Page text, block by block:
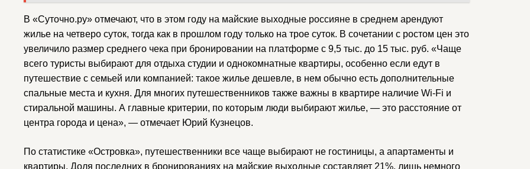
В «Суточно.ру» отмечают, что в этом году на майские выходные россияне в среднем арендуют
жилье на четверо суток, тогда как в прошлом году только на трое суток. В сочетании с ростом цен это
увеличило размер среднего чека при бронировании на платформе с 9,5 тыс. до 15 тыс. руб. «Чаще
всего туристы выбирают для отдыха студии и однокомнатные квартиры, особенно если едут в
путешествие с семьей или компанией: такое жилье дешевле, в нем обычно есть дополнительные
спальные места и кухня. Для многих путешественников также важны в квартире наличие Wi-Fi и
cтиральной машины. А главные критерии, по которым люди выбирают жилье, — это расстояние от
центра города и цена», — отмечает Юрий Кузнецов.
По статистике «Островка», путешественники все чаще выбирают не гостиницы, а апартаменты и
квартиры. Доля последних в бронированиях на майские выходные составляет 21%, лишь немного